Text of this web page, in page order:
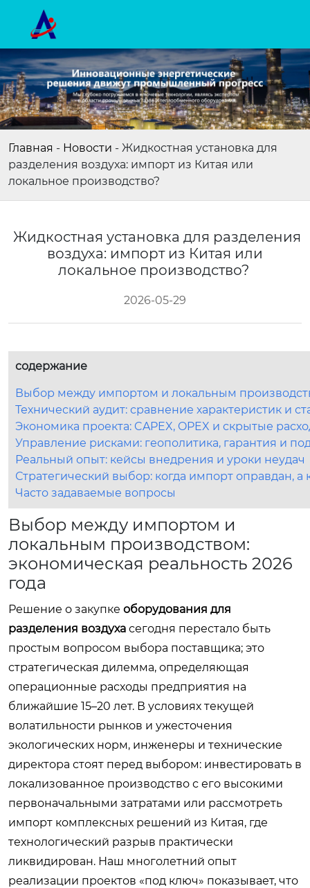
Главная - Новости - Жидкостная установка для
разделения воздуха: импорт из Китая или
локальное производство?
Жидкостная установка для разделения
воздуха: импорт из Китая или
локальное производство?
2026-05-29
содержание
Выбор между импортом и локальным
Технический аудит: сравнение характеристик и
Экономика проекта: CAPEX, OPEX и скрытые
Управление рисками: геополитика, гарантия и
Реальный опыт: кейсы внедрения и уроки неудач
Стратегический выбор: когда импорт оправдан, а
Часто задаваемые вопросы
Выбор между импортом и
локальным производством:
экономическая реальность 2026
года
Решение о закупке оборудования для
разделения воздуха сегодня перестало быть
простым вопросом выбора поставщика; это
стратегическая дилемма, определяющая
операционные расходы предприятия на
ближайшие 15–20 лет. В условиях текущей
волатильности рынков и ужесточения
экологических норм, инженеры и технические
директора стоят перед выбором: инвестировать в
локализованное производство с его высокими
первоначальными затратами или рассмотреть
импорт комплексных решений из Китая, где
технологический разрыв практически
ликвидирован. Наш многолетний опыт
реализации проектов «под ключ» показывает, что